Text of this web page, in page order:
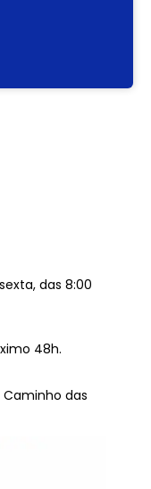
das 8:00
48h.
Caminho das